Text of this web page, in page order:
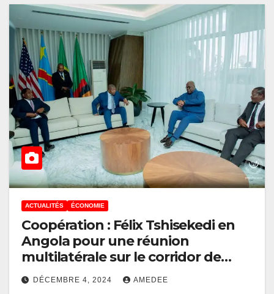
ACTUALITÉS ÉCONOMIE
Coopération : Félix Tshisekedi en
Angola pour une réunion
multilatérale sur le corridor de
Lobito
DÉCEMBRE 4, 2024 AMEDEE